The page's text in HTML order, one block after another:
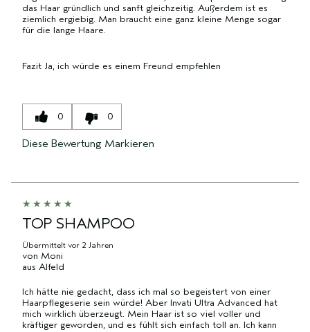
das Haar gründlich und sanft gleichzeitig. Außerdem ist es
ziemlich ergiebig. Man braucht eine ganz kleine Menge sogar
für die lange Haare.
Fazit Ja, ich würde es einem Freund empfehlen
0 0
Diese Bewertung Markieren
TOP SHAMPOO
Übermittelt vor 2 Jahren
von Moni
aus Alfeld
Ich hätte nie gedacht, dass ich mal so begeistert von einer
Haarpflegeserie sein würde! Aber Invati Ultra Advanced hat
mich wirklich überzeugt. Mein Haar ist so viel voller und
kräftiger geworden, und es fühlt sich einfach toll an. Ich kann